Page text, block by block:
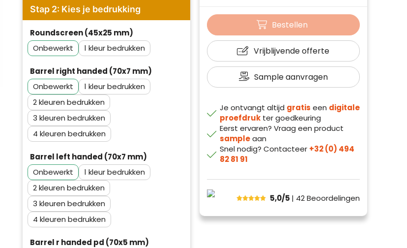
Stap 2: Kies je bedrukking
Roundscreen (45x25 mm)
Onbewerkt
1
Barrel right handed (70x7 mm)
Onbewerkt
1
2
3
4
Barrel left handed (70x7 mm)
Onbewerkt
1
2
3
4
Barrel r handed pd (70x5 mm)
Bestellen
Vrijblijvende offerte
Sample aanvragen
Je ontvangt altijd gratis een digitale
proefdrukter goedkeuring
Eerst ervaren? Vraag een product
sampleaan
Snel nodig? Contacteer +32 (0) 494
82 81 91
5,0/5 | 42Beoordelingen